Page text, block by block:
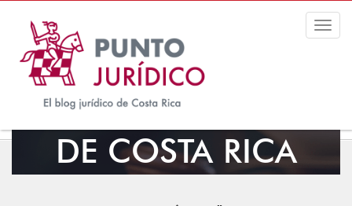
EL BLOG JURÍDICO
DE COSTA RICA